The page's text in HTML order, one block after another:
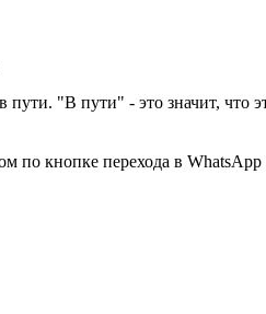
"В пути" - это значит,
по кнопке перехода в